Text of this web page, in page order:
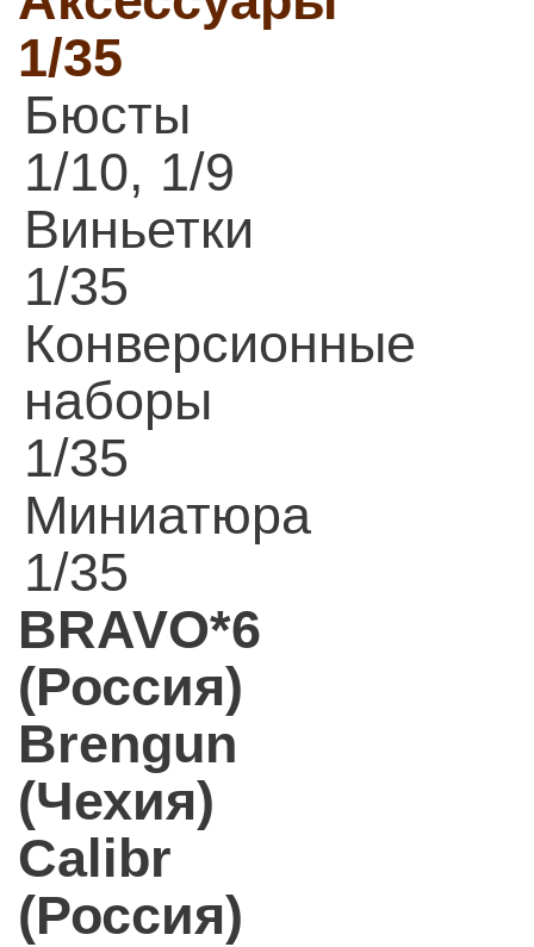
1/35
Бюсты
1/10, 1/9
Виньетки
1/35
Конверсионные
наборы
1/35
Миниатюра
1/35
BRAVO*6
(Россия)
Brengun
(Чехия)
Calibr
(Россия)